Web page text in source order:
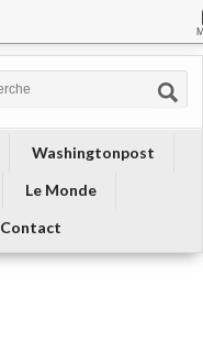
Washingtonpost
Le Monde
Contact